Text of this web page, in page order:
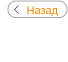
Назад